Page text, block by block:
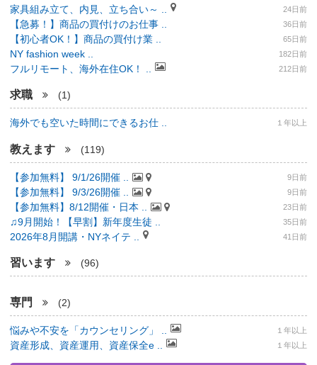
家具組み立て、内見、立ち合い～ .. 24日前
【急募！】商品の買付けのお仕事 .. 36日前
【初心者OK！】商品の買付け業 .. 65日前
NY fashion week .. 182日前
フルリモート、海外在住OK！ .. 212日前
求職 (1)
海外でも空いた時間にできるお仕 .. １年以上
教えます (119)
【参加無料】 9/1/26開催 .. 9日前
【参加無料】 9/3/26開催 .. 9日前
【参加無料】8/12開催・日本 .. 23日前
♫9月開始！【早割】新年度生徒 .. 35日前
2026年8月開講・NYネイテ .. 41日前
習います (96)
専門 (2)
悩みや不安を「カウンセリング」 .. １年以上
資産形成、資産運用、資産保全e .. １年以上